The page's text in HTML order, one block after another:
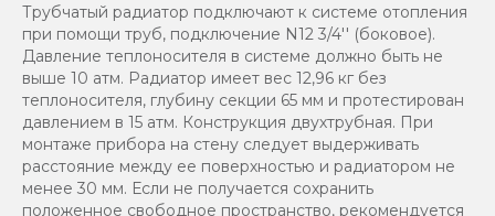
Трубчатый радиатор подключают к системе отопления
при помощи труб, подключение N12 3/4'' (боковое).
Давление теплоносителя в системе должно быть не
выше 10 атм. Радиатор имеет вес 12,96 кг без
теплоносителя, глубину секции 65 мм и протестирован
давлением в 15 атм. Конструкция двухтрубная. При
монтаже прибора на стену следует выдерживать
расстояние между ее поверхностью и радиатором не
менее 30 мм. Если не получается сохранить
положенное свободное пространство, рекомендуется